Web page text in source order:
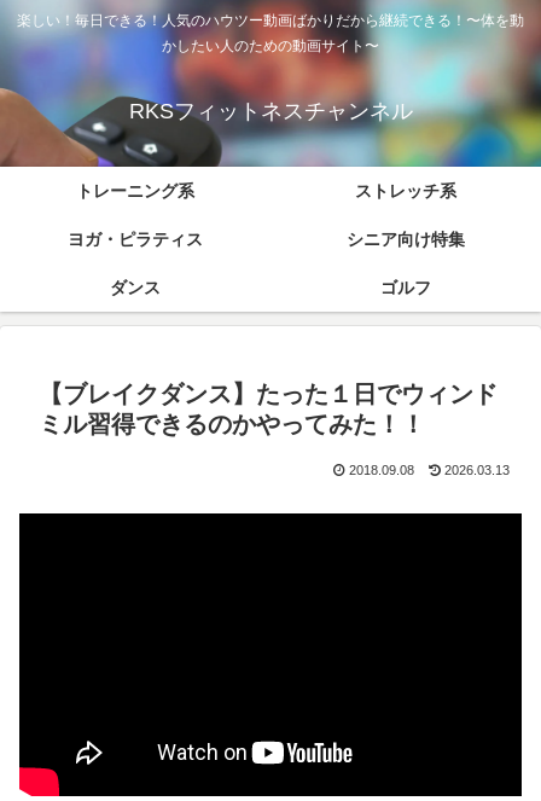
楽しい！毎日できる！人気のハウツー動画ばかりだから継続できる！〜体を動
かしたい人のための動画サイト〜
RKSフィットネスチャンネル
トレーニング系 ストレッチ系
ヨガ・ピラティス シニア向け特集
ダンス ゴルフ
【ブレイクダンス】たった１日でウィンド
ミル習得できるのかやってみた！！
2018.09.08 2026.03.13